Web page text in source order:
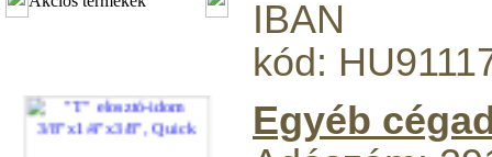
IBAN
kód:
Egyéb